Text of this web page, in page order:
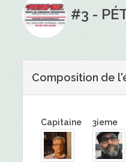
#3 -
Composition de
Capitaine 3ieme